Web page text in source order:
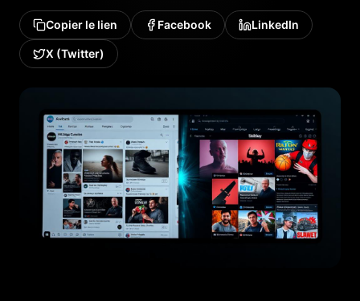
Copier le lien Facebook LinkedIn
X (Twitter)